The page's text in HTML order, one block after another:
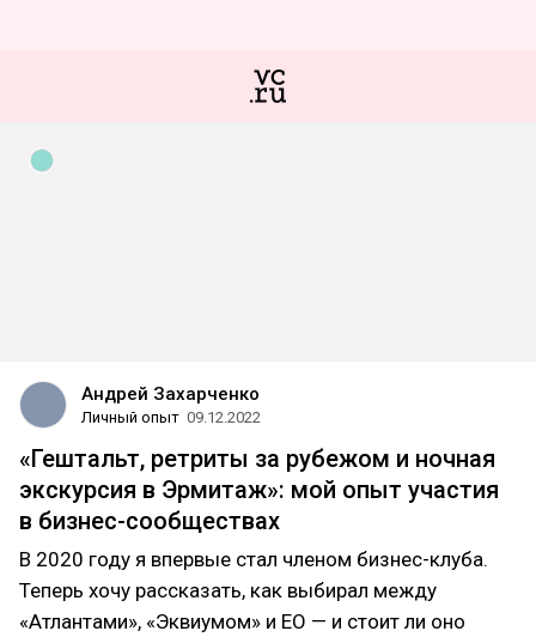
Андрей Захарченко
Личный опыт 09.12.2022
«Гештальт, ретриты за рубежом и ночная
экскурсия в Эрмитаж»: мой опыт участия
в бизнес-сообществах
В 2020 году я впервые стал членом бизнес-клуба.
Теперь хочу рассказать, как выбирал между
«Атлантами», «Эквиумом» и EO — и стоит ли оно